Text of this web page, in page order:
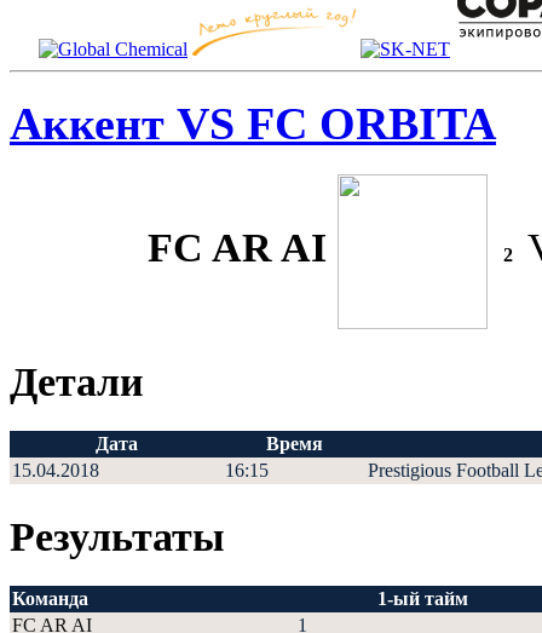
Аккент VS FC ORBITA
FC AR AI 2
Детали
Дата
Время
15.04.2018
16:15 Prestigious Football
Результаты
Команда
1-ый тайм
FC AR AI
1